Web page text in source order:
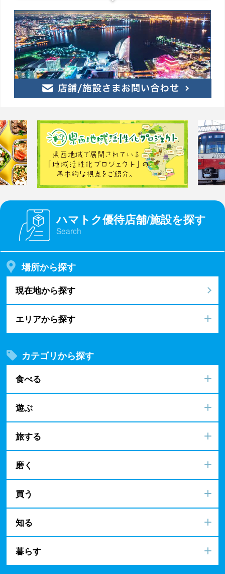
ハマトク優待店舗/施設を探す
Search
場所から探す
現在地から探す
エリアから探す
カテゴリから探す
食べる
遊ぶ
旅する
磨く
買う
知る
暮らす